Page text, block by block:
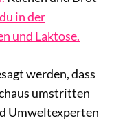
in der
und Laktose.
werden, dass
umstritten
Umweltexperten